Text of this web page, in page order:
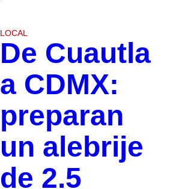
LOCAL
De Cuautla
a CDMX:
preparan
un alebrije
de 2.5